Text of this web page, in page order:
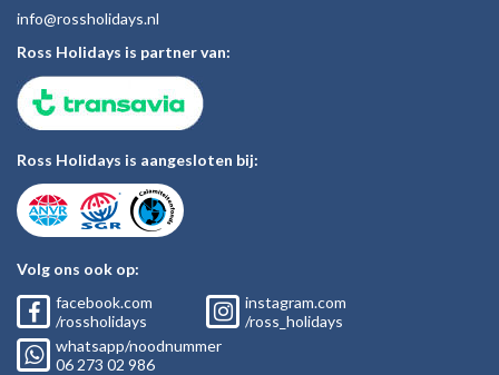
info@rossholidays.nl
Ross Holidays is partner van:
Ross Holidays is aangesloten bij:
Volg ons ook op:
facebook.com
/rossholidays
instagram.com
/ross_holidays
whatsapp/noodnummer
06 273 02 986